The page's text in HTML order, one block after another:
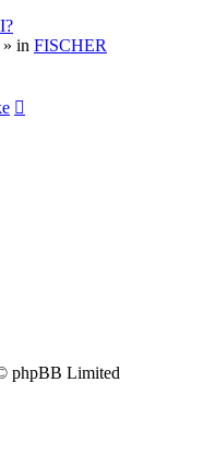
» in FISCHER
phpBB Limited